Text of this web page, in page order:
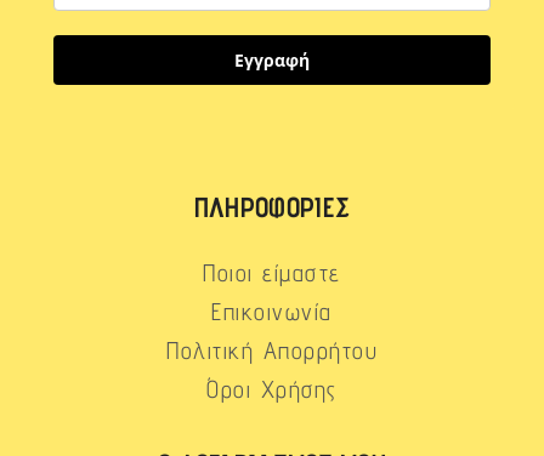
Εγγραφή
ΠΛΗΡΟΦΟΡΊΕΣ
Ποιοι είμαστε
Επικοινωνία
Πολιτική Απορρήτου
Όροι Χρήσης